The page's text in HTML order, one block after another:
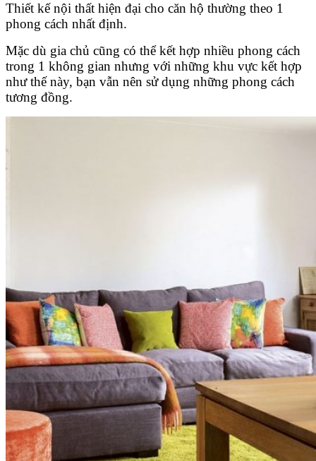
Thiết kế nội thất hiện đại cho căn hộ thường theo 1
phong cách nhất định.
Mặc dù gia chủ cũng có thể kết hợp nhiều phong cách
trong 1 không gian nhưng với những khu vực kết hợp
như thế này, bạn vẫn nên sử dụng những phong cách
tương đồng.